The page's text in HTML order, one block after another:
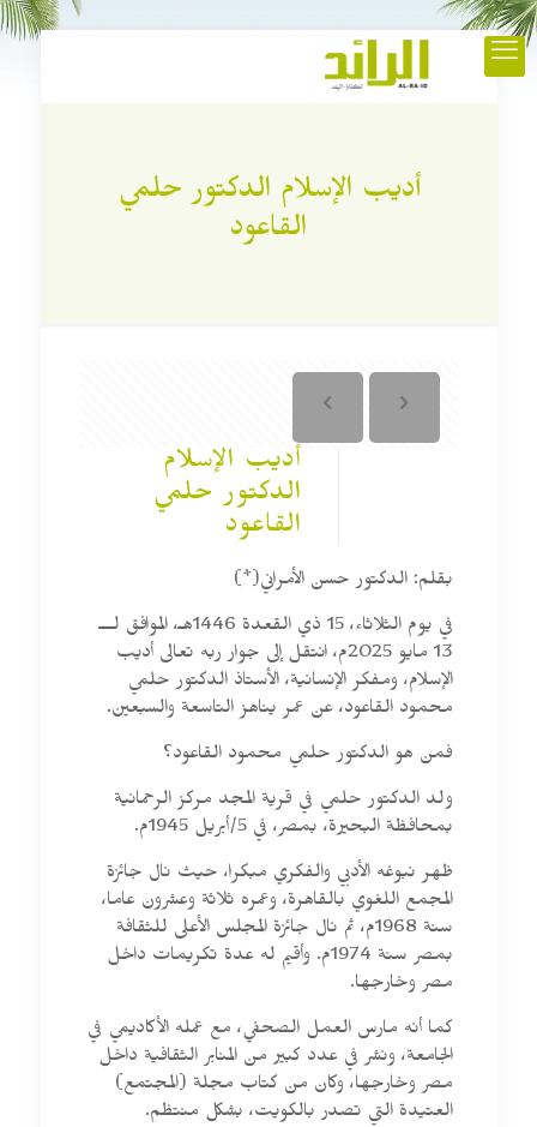
أديب الإسلام الدكتور حلمي
القاعود
أديب الإسلام
الدكتور حلمي
القاعود
بقلم: الدكتور حسن الأمراني(*)
في يوم الثلاثاء، 15 ذي القعدة 1446هـ، الموافق لـــ
13 مايو 2025م، انتقل إلى جوار ربه تعالى أديب
الإسلام، ومفكر الإنسانية، الأستاذ الدكتور حلمي
محمود القاعود، عن عمر يناهز التاسعة والسبعين.
فمن هو الدكتور حلمي محمود القاعود؟
ولد الدكتور حلمي في قرية المجد مركز الرحمانية
بمحافظة البحيرة، بمصر، في 5/أبريل 1945م.
ظهر نبوغه الأدبي والفكري مبكرا، حيث نال جائزة
المجمع اللغوي بالقاهرة، وعمره ثلاثة وعشرون عاما،
سنة 1968م، ثم نال جائزة المجلس الأعلى للثقافة
بمصر سنة 1974م. وأقيم له عدة تكريمات داخل
مصر وخارجها.
كما أنه مارس العمل الصحفي، مع عمله الأكاديمي في
الجامعة، ونشر في عدد كبير من المنابر الثقافية داخل
مصر وخارجها، وكان من كتاب مجلة (المجتمع)
العتيدة التي تصدر بالكويت، بشكل منتظم.